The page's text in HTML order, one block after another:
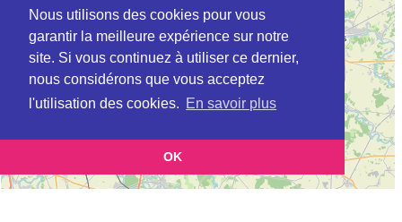
Nous utilisons des cookies pour vous
garantir la meilleure expérience sur notre
site. Si vous continuez à utiliser ce dernier,
nous considérons que vous acceptez
l'utilisation des cookies. En savoir plus
OK